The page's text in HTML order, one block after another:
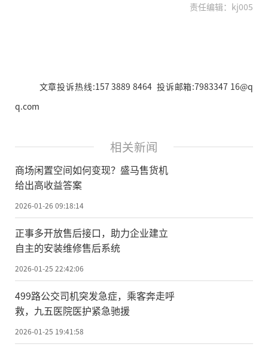
责任编辑：kj005
文章投诉热线:157 3889 8464 投诉邮箱:7983347 16@q
q.com
相关新闻
商场闲置空间如何变现？盛马售货机
给出高收益答案
2026-01-26 09:18:14
正事多开放售后接口，助力企业建立
自主的安装维修售后系统
2026-01-25 22:42:06
499路公交司机突发急症，乘客奔走呼
救，九五医院医护紧急驰援
2026-01-25 19:41:58